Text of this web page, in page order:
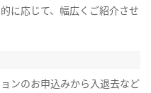
に応じて、幅広くご紹介させ
ンのお申込みから入退去など